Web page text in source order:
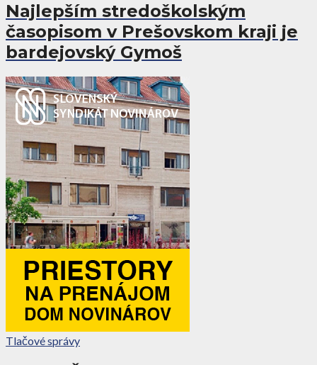
Najlepším stredoškolským
časopisom v Prešovskom kraji je
bardejovský Gymoš
Tlačové správy